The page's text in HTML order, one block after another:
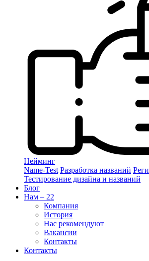
Нейминг
Name-Test Разработка названий
Тестирование дизайна и названий
Блог
Нам – 22
Компания
История
Нас рекомендуют
Вакансии
Контакты
Контакты